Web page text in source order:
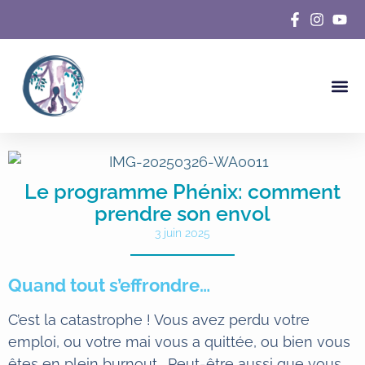
Le programme Phénix: comment
prendre son envol
3 juin 2025
Quand tout s’effrondre…
C’est la catastrophe ! Vous avez perdu votre
emploi, ou votre mai vous a quittée, ou bien vous